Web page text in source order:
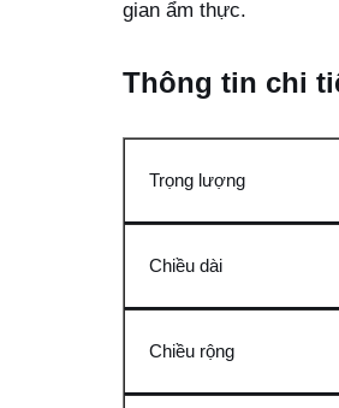
gian ẩm thực.
Thông tin chi
Trọng lượng
Chiều dài
Chiều rộng